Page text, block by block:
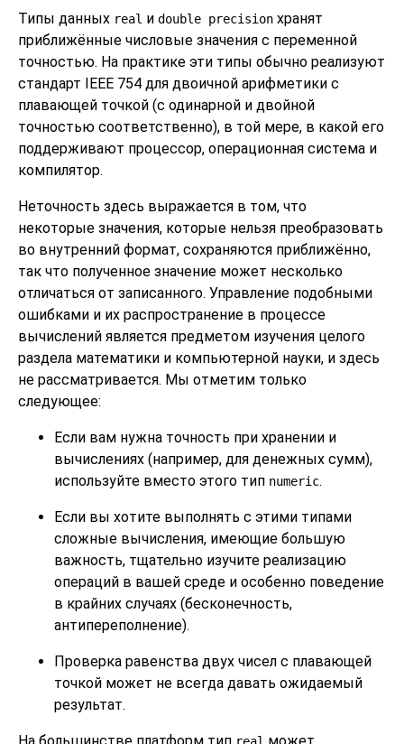
Типы данных real и double precision хранят
приближённые числовые значения с переменной
точностью. На практике эти типы обычно реализуют
стандарт IEEE 754 для двоичной арифметики с
плавающей точкой (с одинарной и двойной
точностью соответственно), в той мере, в какой его
поддерживают процессор, операционная система и
компилятор.
Неточность здесь выражается в том, что
некоторые значения, которые нельзя преобразовать
во внутренний формат, сохраняются приближённо,
так что полученное значение может несколько
отличаться от записанного. Управление подобными
ошибками и их распространение в процессе
вычислений является предметом изучения целого
раздела математики и компьютерной науки, и здесь
не рассматривается. Мы отметим только
следующее:
Если вам нужна точность при хранении и
вычислениях (например, для денежных сумм),
используйте вместо этого тип numeric.
Если вы хотите выполнять с этими типами
сложные вычисления, имеющие большую
важность, тщательно изучите реализацию
операций в вашей среде и особенно поведение
в крайних случаях (бесконечность,
антипереполнение).
Проверка равенства двух чисел с плавающей
точкой может не всегда давать ожидаемый
результат.